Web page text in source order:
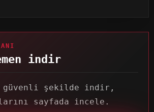
indir
güvenli şekilde indir,
sayfada incele.